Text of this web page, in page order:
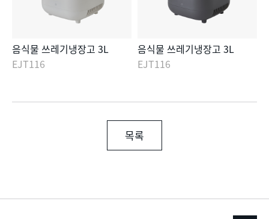
음식물 쓰레기냉장고 3L
EJT116
음식물 쓰레기냉장고 3L
EJT116
목록